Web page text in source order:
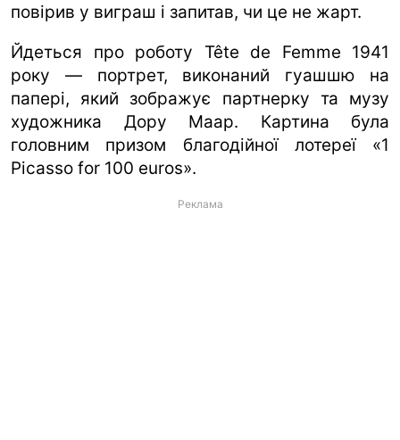
повірив у виграш і запитав, чи це не жарт.
Йдеться про роботу Tête de Femme 1941
року — портрет, виконаний гуашшю на
папері, який зображує партнерку та музу
художника Дору Маар. Картина була
головним призом благодійної лотереї «1
Picasso for 100 euros».
Реклама